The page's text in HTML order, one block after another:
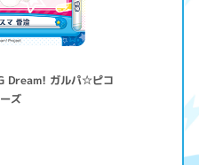
Dream! ガルパ☆ピコ
ズ